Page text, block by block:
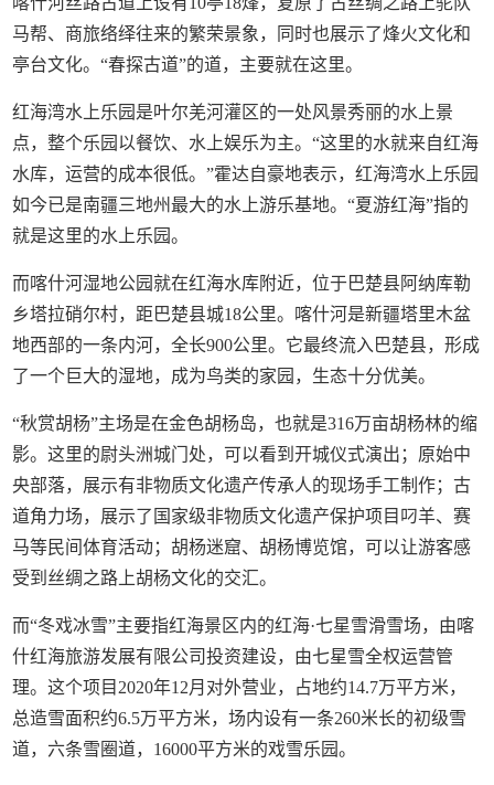
马帮、商旅络绎往来的繁荣景象，同时也展示了烽火文化和
亭台文化。“春探古道”的道，主要就在这里。
红海湾水上乐园是叶尔羌河灌区的一处风景秀丽的水上景
点，整个乐园以餐饮、水上娱乐为主。“这里的水就来自红海
水库，运营的成本很低。”霍达自豪地表示，红海湾水上乐园
如今已是南疆三地州最大的水上游乐基地。“夏游红海”指的
就是这里的水上乐园。
而喀什河湿地公园就在红海水库附近，位于巴楚县阿纳库勒
乡塔拉硝尔村，距巴楚县城18公里。喀什河是新疆塔里木盆
地西部的一条内河，全长900公里。它最终流入巴楚县，形成
了一个巨大的湿地，成为鸟类的家园，生态十分优美。
“秋赏胡杨”主场是在金色胡杨岛，也就是316万亩胡杨林的缩
影。这里的尉头洲城门处，可以看到开城仪式演出；原始中
央部落，展示有非物质文化遗产传承人的现场手工制作；古
道角力场，展示了国家级非物质文化遗产保护项目叼羊、赛
马等民间体育活动；胡杨迷窟、胡杨博览馆，可以让游客感
受到丝绸之路上胡杨文化的交汇。
而“冬戏冰雪”主要指红海景区内的红海·七星雪滑雪场，由喀
什红海旅游发展有限公司投资建设，由七星雪全权运营管
理。这个项目2020年12月对外营业，占地约14.7万平方米，
总造雪面积约6.5万平方米，场内设有一条260米长的初级雪
道，六条雪圈道，16000平方米的戏雪乐园。